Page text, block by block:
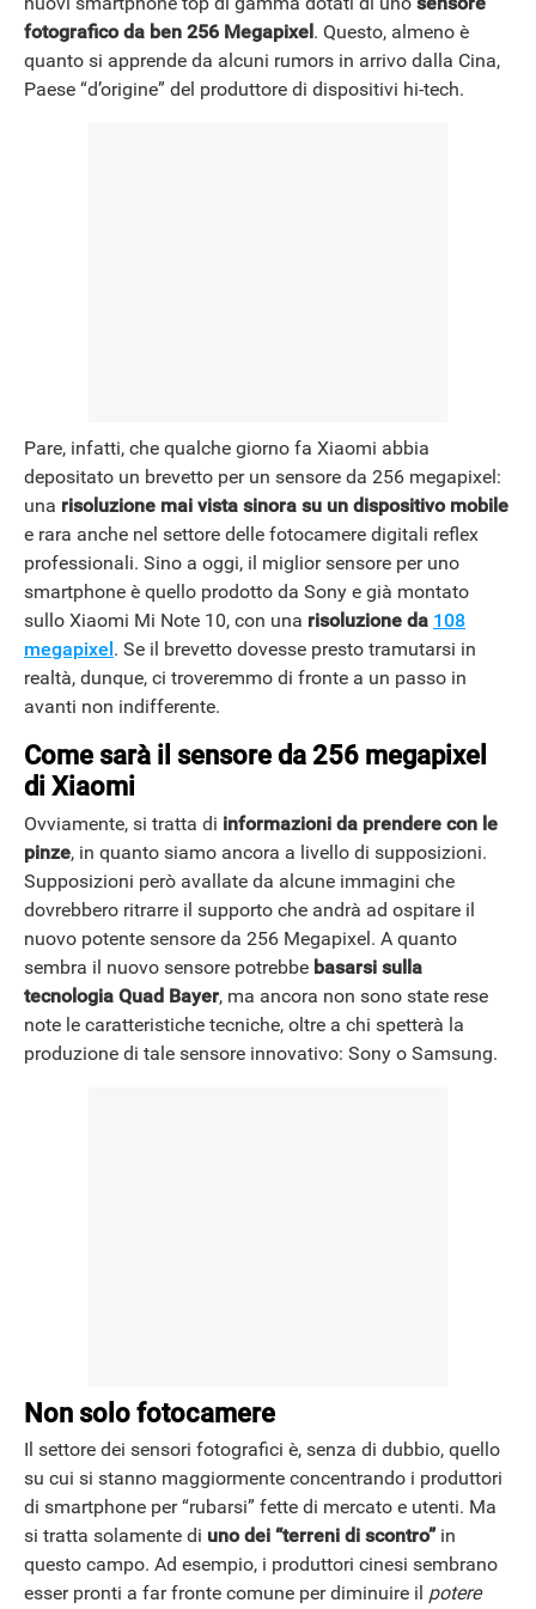
fotografico da ben 256 Megapixel . Questo, almeno è
quanto si apprende da alcuni rumors in arrivo dalla Cina,
Paese “d’origine” del produttore di dispositivi hi-tech.
Pare, infatti, che qualche giorno fa Xiaomi abbia
depositato un brevetto per un sensore da 256 megapixel:
una risoluzione mai vista sinora su un dispositivo mobile
e rara anche nel settore delle fotocamere digitali reflex
professionali. Sino a oggi, il miglior sensore per uno
smartphone è quello prodotto da Sony e già montato
sullo Xiaomi Mi Note 10, con una risoluzione da 108
megapixel . Se il brevetto dovesse presto tramutarsi in
realtà, dunque, ci troveremmo di fronte a un passo in
avanti non indifferente.
Come sarà il sensore da 256 megapixel
di Xiaomi
Ovviamente, si tratta di informazioni da prendere con le
pinze, in quanto siamo ancora a livello di supposizioni.
Supposizioni però avallate da alcune immagini che
dovrebbero ritrarre il supporto che andrà ad ospitare il
nuovo potente sensore da 256 Megapixel. A quanto
sembra il nuovo sensore potrebbe basarsi sulla
tecnologia Quad Bayer, ma ancora non sono state rese
note le caratteristiche tecniche, oltre a chi spetterà la
produzione di tale sensore innovativo: Sony o Samsung.
Non solo fotocamere
Il settore dei sensori fotografici è, senza di dubbio, quello
su cui si stanno maggiormente concentrando i produttori
di smartphone per “rubarsi” fette di mercato e utenti. Ma
si tratta solamente di uno dei “terreni di scontro”in
questo campo. Ad esempio, i produttori cinesi sembrano
esser pronti a far fronte comune per diminuire il potere